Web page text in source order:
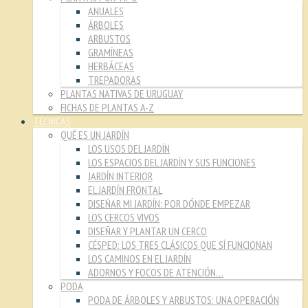
ANUALES
ÁRBOLES
ARBUSTOS
GRAMÍNEAS
HERBÁCEAS
TREPADORAS
PLANTAS NATIVAS DE URUGUAY
FICHAS DE PLANTAS A-Z
TÉCNICAS
QUÉ ES UN JARDÍN
LOS USOS DEL JARDÍN
LOS ESPACIOS DEL JARDÍN Y SUS FUNCIONES
JARDÍN INTERIOR
EL JARDÍN FRONTAL
DISEÑAR MI JARDÍN: POR DÓNDE EMPEZAR
LOS CERCOS VIVOS
DISEÑAR Y PLANTAR UN CERCO
CÉSPED: LOS TRES CLÁSICOS QUE SÍ FUNCIONAN
LOS CAMINOS EN EL JARDÍN
ADORNOS Y FOCOS DE ATENCIÓN…
PODA
PODA DE ÁRBOLES Y ARBUSTOS: UNA OPERACIÓN